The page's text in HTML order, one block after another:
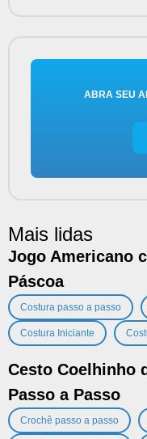
ABRA SEU
Mais lidas
Jogo Americano
Páscoa
Costura passo a passo
Costura Iniciante
Cesto Coelhinho
Passo a Passo
Crochê passo a passo